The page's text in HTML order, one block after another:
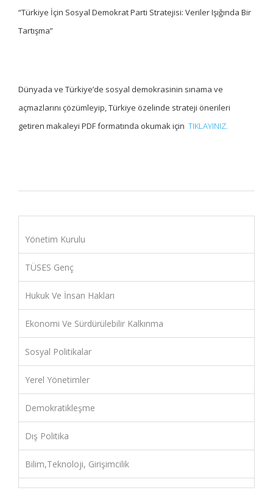
“Türkiye İçin Sosyal Demokrat Parti Stratejisi: Veriler Işığında Bir
Tartışma”
Dünyada ve Türkiye’de sosyal demokrasinin sınama ve
açmazlarını çözümleyip, Türkiye özelinde strateji önerileri
getiren makaleyi PDF formatında okumak için TIKLAYINIZ.
Yönetim Kurulu
TÜSES Genç
Hukuk Ve İnsan Hakları
Ekonomi Ve Sürdürülebilir Kalkınma
Sosyal Politikalar
Yerel Yönetimler
Demokratikleşme
Dış Politika
Bilim,Teknoloji, Girişimcilik